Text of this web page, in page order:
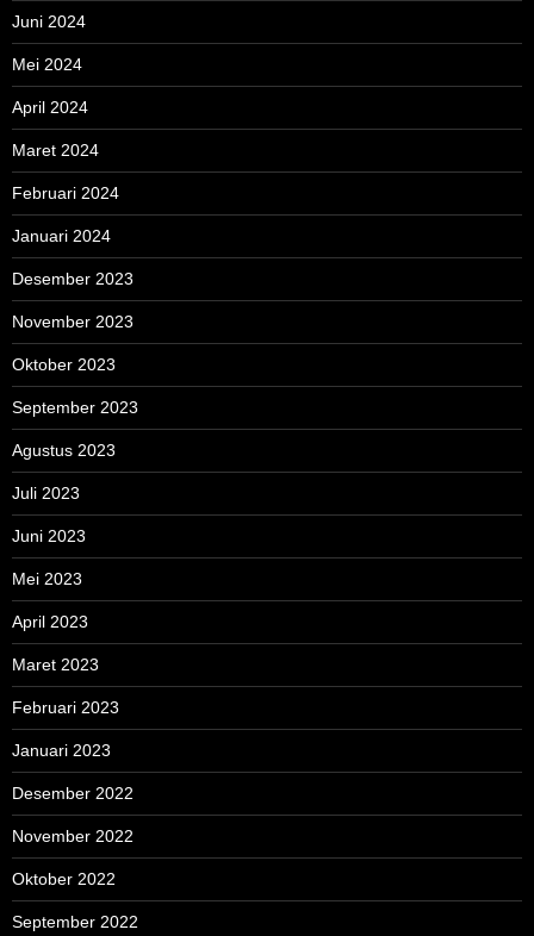
Juni 2024
Mei 2024
April 2024
Maret 2024
Februari 2024
Januari 2024
Desember 2023
November 2023
Oktober 2023
September 2023
Agustus 2023
Juli 2023
Juni 2023
Mei 2023
April 2023
Maret 2023
Februari 2023
Januari 2023
Desember 2022
November 2022
Oktober 2022
September 2022